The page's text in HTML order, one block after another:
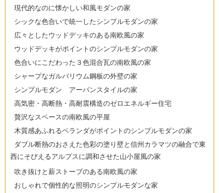
現代的なのに懐かしい和風モダンの家
シックな色合いで統一したシンプルモダンの家
広々としたウッドデッキのある南欧風の家
ウッドデッキがポイントのシンプルモダンの家
色合いにこだわった３色混合瓦の南欧風の家
シャープなガルバリウム鋼板の外壁の家
シンプルモダン アーバンスタイルの家
高気密・高断熱・高耐震構造のゼロエネルギー住宅
贅沢なスペースの南欧風の平屋
木質感あふれるベランダがポイントのシンプルモダンの家
ダブル断熱のおさえた色彩の塗り壁と信州カラマツの融合で東
西にそびえるアルプスに調和させた山小屋風の家
吹き抜けと薪ストーブのある南欧風の家
おしゃれで個性的な照明のシンプルモダンな家